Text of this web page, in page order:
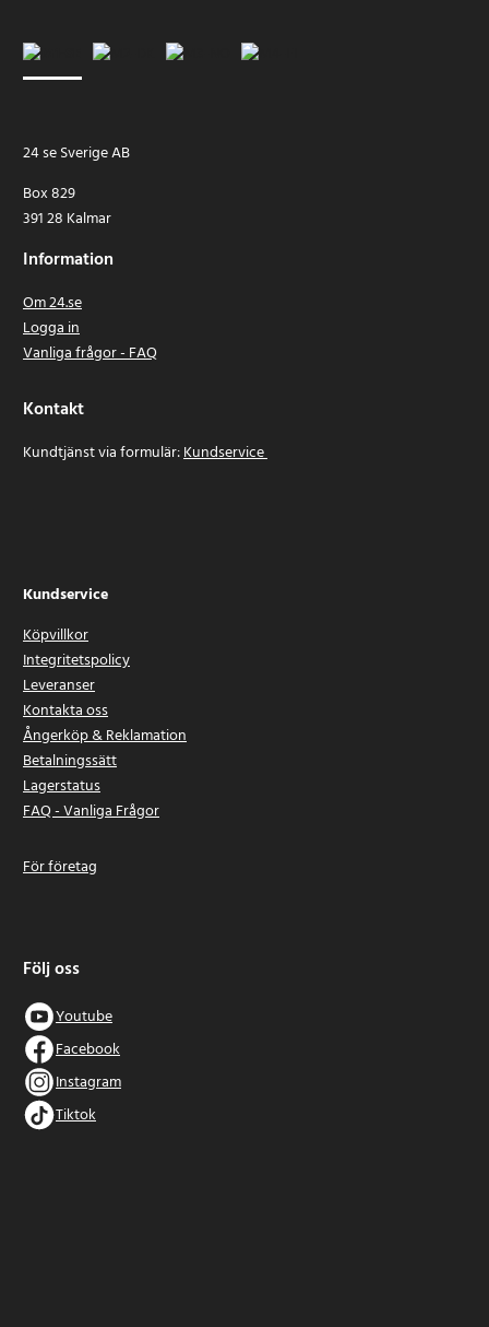
24 se Sverige AB
Box 829
391 28 Kalmar
Information
Om 24.se
Logga in
Vanliga frågor - FAQ
Kontakt
Kundtjänst via formulär:Kundservice
Kundservice
Köpvillkor
Integritetspolicy
Leveranser
Kontakta oss
Ångerköp & Reklamation
Betalningssätt
Lagerstatus
FAQ - Vanliga Frågor
För företag
Följ oss
Youtube
Facebook
Instagram
Tiktok